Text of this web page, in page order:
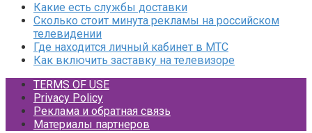
Какие есть службы доставки
Сколько стоит минута рекламы на российском
телевидении
Где находится личный кабинет в МТС
Как включить заставку на телевизоре
TERMS OF USE
Privacy Policy
Реклама и обратная связь
Материалы партнеров